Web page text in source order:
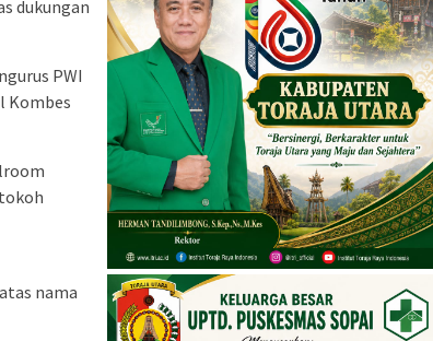
dukungan
PWI
Kombes
nama